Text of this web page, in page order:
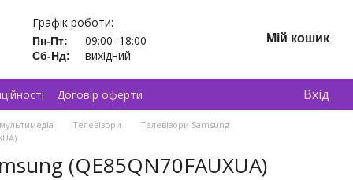
Графік роботи:
Пн-Пт: 09:00–18:00
Сб-Нд: вихідний
Мій кошик
Договір оферти
Вхід
Телевізори
Телевізори Samsung
(QE85QN70FAUXUA)